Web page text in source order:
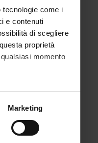
tecnologie come i
e contenuti
di scegliere
proprietà
momento
Marketing